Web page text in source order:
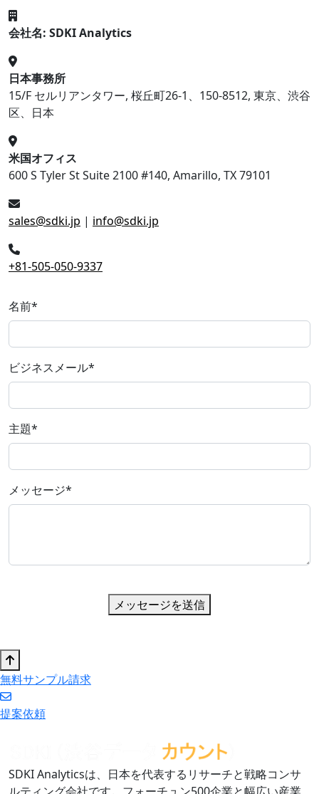
会社名: SDKI Analytics
日本事務所
15/F セルリアンタワー, 桜丘町26-1、150-8512, 東京、渋谷
区、日本
米国オフィス
600 S Tyler St Suite 2100 #140, Amarillo, TX 79101
sales@sdki.jp | info@sdki.jp
+81-505-050-9337
名前*
ビジネスメール*
主題*
メッセージ*
メッセージを送信
無料サンプル請求
提案依頼
SDKI Analyticsは、日本を代表するリサーチと戦略コンサ